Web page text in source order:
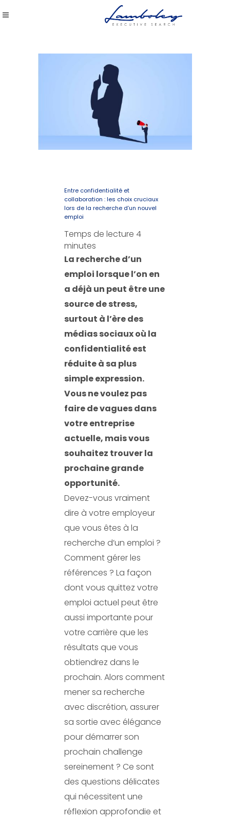
Entre confidentialité et
collaboration : les choix cruciaux
lors de la recherche d’un nouvel
emploi
Temps de lecture 4
minutes
La recherche d’un
emploi lorsque l’on en
a déjà un peut être une
source de stress,
surtout à l’ère des
médias sociaux où la
confidentialité est
réduite à sa plus
simple expression.
Vous ne voulez pas
faire de vagues dans
votre entreprise
actuelle, mais vous
souhaitez trouver la
prochaine grande
opportunité.
Devez-vous vraiment
dire à votre employeur
que vous êtes à la
recherche d’un emploi ?
Comment gérer les
références ? La façon
dont vous quittez votre
emploi actuel peut être
aussi importante pour
votre carrière que les
résultats que vous
obtiendrez dans le
prochain. Alors comment
mener sa recherche
avec discrétion, assurer
sa sortie avec élégance
pour démarrer son
prochain challenge
sereinement ? Ce sont
des questions délicates
qui nécessitent une
réflexion approfondie et